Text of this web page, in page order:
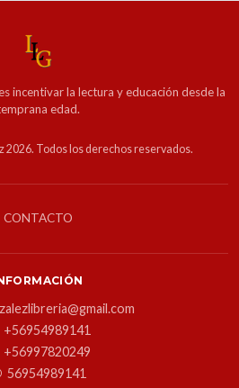
incentivar la lectura y educación desde la
edad.
2026. Todos los derechos reservados.
CONTACTO
+56954989141
+56997820249
56954989141